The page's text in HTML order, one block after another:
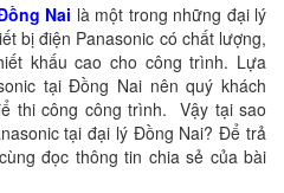
Nai là một trong những đại lý
bị điện Panasonic có chất lượng,
khấu cao cho công trình. Lựa
tại Đồng Nai nên quý khách
thi công công trình. Vậy tại sao
tại đại lý Đồng Nai? Để trả
đọc thông tin chia sẻ của bài